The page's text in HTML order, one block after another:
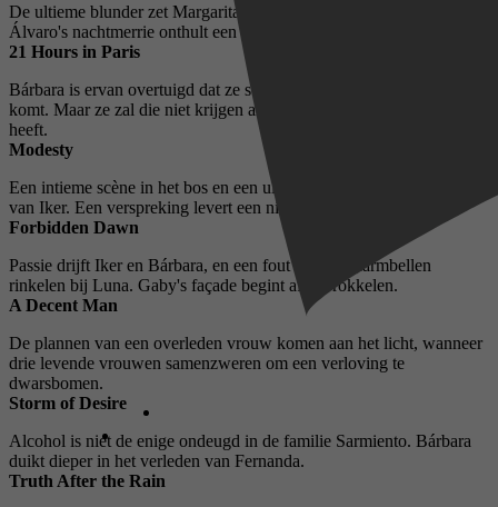
De ultieme blunder zet Margarita aan tot een woedende uitbarsting.
Álvaro's nachtmerrie onthult een angstaanjagende verklaring.
21 Hours in Paris
Bárbara is ervan overtuigd dat ze steeds dichter bij de waarheid
komt. Maar ze zal die niet krijgen als Gaby er iets over te zeggen
heeft.
Modesty
Een intieme scène in het bos en een ultimatum drijven Bárbara weg
van Iker. Een verspreking levert een nieuwe aanwijzing op.
Forbidden Dawn
Passie drijft Iker en Bárbara, en een fout doet de alarmbellen
rinkelen bij Luna. Gaby's façade begint af te brokkelen.
A Decent Man
De plannen van een overleden vrouw komen aan het licht, wanneer
drie levende vrouwen samenzweren om een ​​verloving te
dwarsbomen.
Storm of Desire
Alcohol is niet de enige ondeugd in de familie Sarmiento. Bárbara
duikt dieper in het verleden van Fernanda.
Truth After the Rain